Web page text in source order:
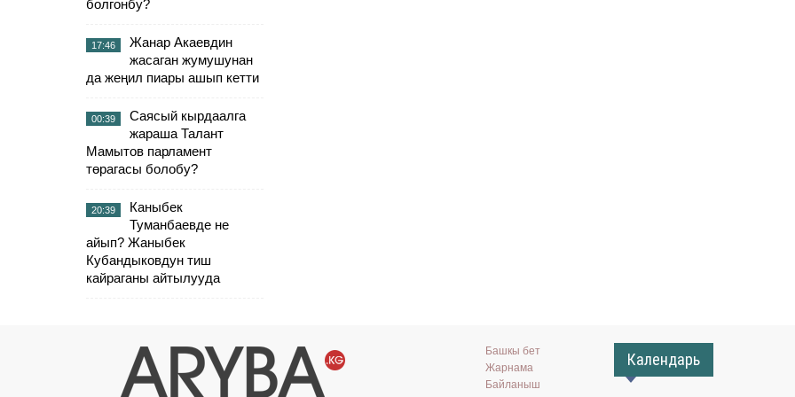
болгонбу?
17:46
Жанар Акаевдин
жасаган жумушунан
да жеңил пиары ашып кетти
00:39
Саясый кырдаалга
жараша Талант
Мамытов парламент
төрагасы болобу?
20:39
Каныбек
Туманбаевде не
айып? Жаныбек
Кубандыковдун тиш
кайраганы айтылууда
Башкы бет
Жарнама
Байланыш
Календарь